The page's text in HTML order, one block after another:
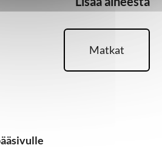
Matkat